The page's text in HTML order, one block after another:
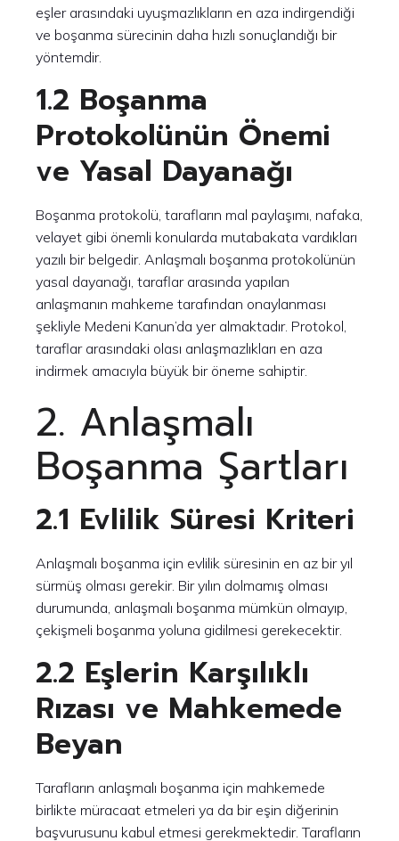
eşler arasındaki uyuşmazlıkların en aza indirgendiği
ve boşanma sürecinin daha hızlı sonuçlandığı bir
yöntemdir.
1.2 Boşanma
Protokolünün Önemi
ve Yasal Dayanağı
Boşanma protokolü, tarafların mal paylaşımı, nafaka,
velayet gibi önemli konularda mutabakata vardıkları
yazılı bir belgedir. Anlaşmalı boşanma protokolünün
yasal dayanağı, taraflar arasında yapılan
anlaşmanın mahkeme tarafından onaylanması
şekliyle Medeni Kanun’da yer almaktadır. Protokol,
taraflar arasındaki olası anlaşmazlıkları en aza
indirmek amacıyla büyük bir öneme sahiptir.
2. Anlaşmalı
Boşanma Şartları
2.1 Evlilik Süresi Kriteri
Anlaşmalı boşanma için evlilik süresinin en az bir yıl
sürmüş olması gerekir. Bir yılın dolmamış olması
durumunda, anlaşmalı boşanma mümkün olmayıp,
çekişmeli boşanma yoluna gidilmesi gerekecektir.
2.2 Eşlerin Karşılıklı
Rızası ve Mahkemede
Beyan
Tarafların anlaşmalı boşanma için mahkemede
birlikte müracaat etmeleri ya da bir eşin diğerinin
başvurusunu kabul etmesi gerekmektedir. Tarafların